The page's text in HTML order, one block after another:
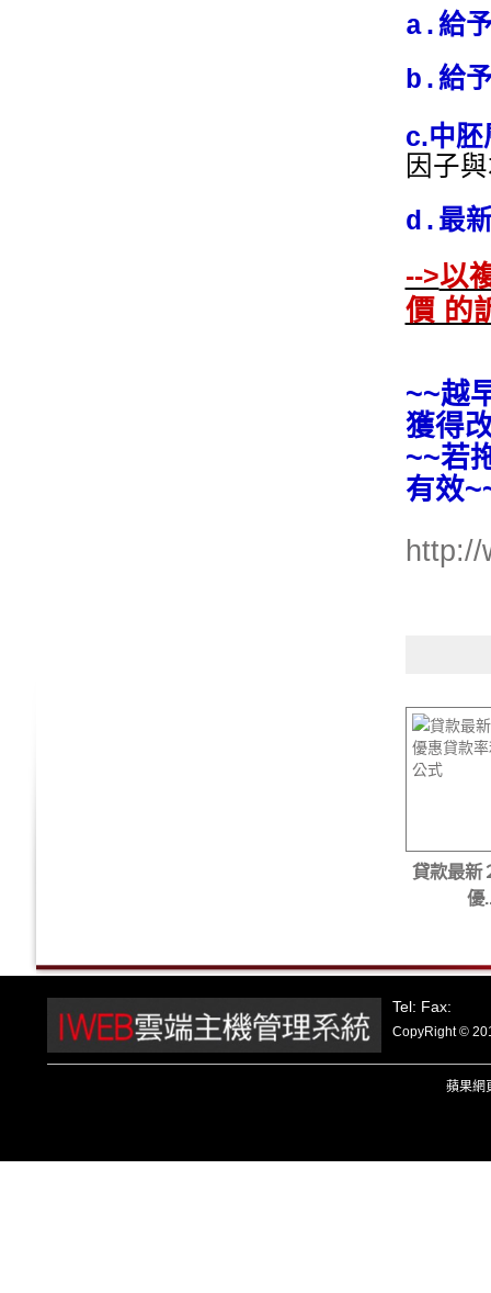
a.給
b.給
c.中胚
因子
d.最
-->以
價 的
~~越
獲得
~~若
有效
貸款最新
優
Tel: Fax:
CopyRight ©
蘋果網